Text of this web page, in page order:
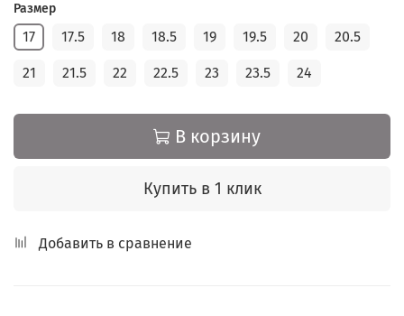
Размер
17 17.5 18 18.5 19 19.5 20 20.5
21 21.5 22 22.5 23 23.5 24
В корзину
Купить в 1 клик
Добавить в сравнение